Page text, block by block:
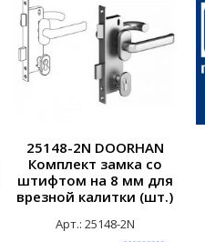
25148-2N DOORHAN
Комплект замка со
штифтом на 8 мм для
врезной калитки (шт.)
Арт.: 25148-2N